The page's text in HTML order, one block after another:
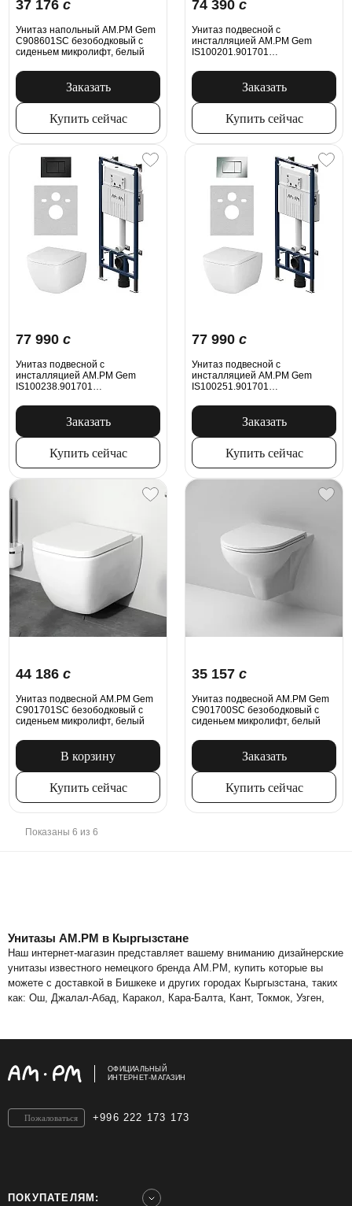
37 176 c
Унитаз напольный AM.PM Gem
C908601SC безободковый с
сиденьем микролифт, белый
Заказать
Купить сейчас
74 390 c
Унитаз подвесной с
инсталляцией AM.PM Gem
IS100201.901701
микролифт, механ. клавишей,
Заказать
Купить сейчас
77 990 c
Унитаз подвесной с
инсталляцией AM.PM Gem
IS100238.901701
микролифт, механ. клавишей,
Заказать
Купить сейчас
77 990 c
Унитаз подвесной с
инсталляцией AM.PM Gem
IS100251.901701
микролифт, механ. клавишей,
Заказать
Купить сейчас
44 186 c
Унитаз подвесной AM.PM Gem
C901701SC безободковый с
сиденьем микролифт, белый
В корзину
Купить сейчас
35 157 c
Унитаз подвесной AM.PM Gem
C901700SC безободковый с
сиденьем микролифт, белый
Заказать
Купить сейчас
Показаны 6 из 6
Унитазы AM.PM в Кыргызстане
Наш интернет-магазин представляет вашему вниманию дизайнерские
унитазы известного немецкого бренда AM.PM, купить которые вы
можете с доставкой в Бишкеке и других городах Кыргызстана, таких
как: Ош, Джалал-Абад, Каракол, Кара-Балта, Кант, Токмок, Узген,
разными вкусами и возможностями выбрать модель унитаза, которая
Компакты (напольные). Это классическое исполнение
использовать каждый сантиметр помещения, а также значительно
ОФИЦИАЛЬНЫЙ
ИНТЕРНЕТ-МАГАЗИН
+996 222 173 173
Пожаловаться
ПОКУПАТЕЛЯМ: